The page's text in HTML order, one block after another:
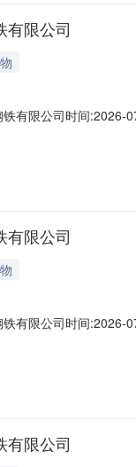
有限公司
有限公司时间
：￥1,700.00元竞价
有限公司
有限公司时间
：￥1,700.00元竞价
有限公司